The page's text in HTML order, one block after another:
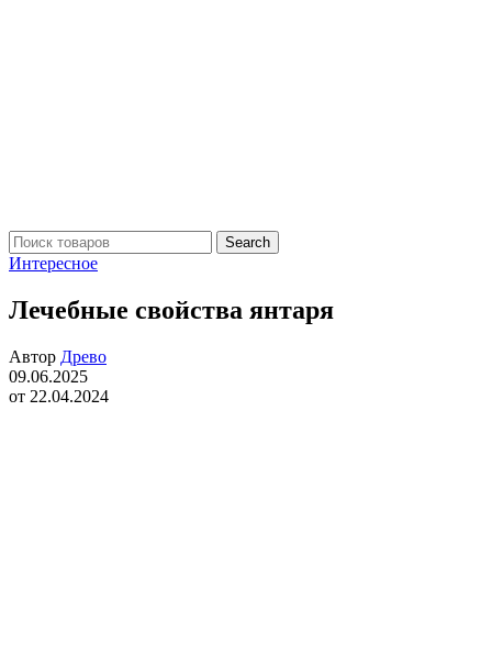
Search
Интересное
Лечебные свойства янтаря
Автор Древо
09.06.2025
от 22.04.2024